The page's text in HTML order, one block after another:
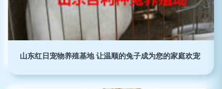
山东红日宠物养殖基地 让温顺的兔子成为您的家庭欢宠